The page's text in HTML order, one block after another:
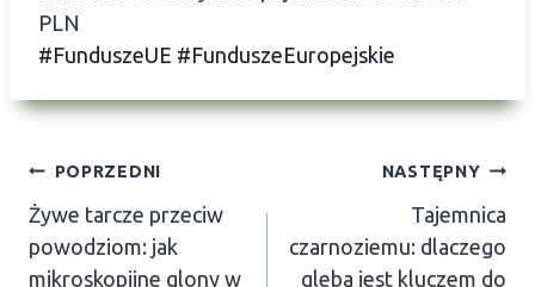
PLN
#FunduszeUE #FunduszeEuropejskie
Nawigacja
wpisu
POPRZEDNI
Żywe tarcze przeciw
powodziom: jak
mikroskopijne glony w
NASTĘPNY
Tajemnica
czarnoziemu: dlaczego
gleba jest kluczem do